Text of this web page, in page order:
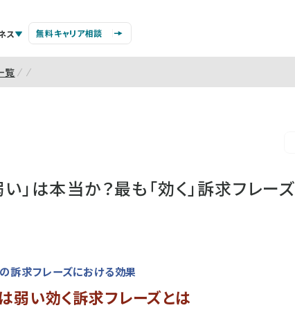
ス 無料キャリア相談
覧
」は本当か？最も「効く」訴求フレーズ
訴求フレーズにおける効果
弱い効く訴求フレーズとは